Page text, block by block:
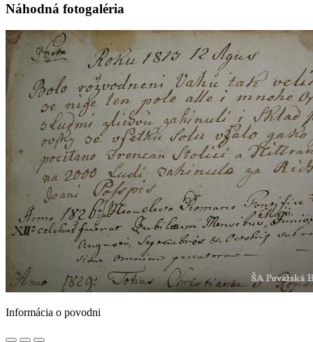
Náhodná fotogaléria
Informácia o povodni